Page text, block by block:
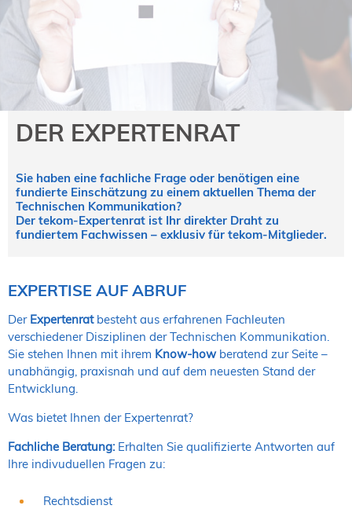
NORDIC TechKomm Kopenhagen
23.-24. September 2026
tekom-Jahrestagung 2026
10.-12. November, 2026 in Stuttgart
Mitglied werden
Expertenrat
Stellenangebote
Stellengesuche
Dienstleister
Regionalgruppen
DER EXPERTENRAT
Sie haben eine fachliche Frage oder benötigen eine
fundierte Einschätzung zu einem aktuellen Thema der
Technischen Kommunikation?
Der tekom-Expertenrat ist Ihr direkter Draht zu
fundiertem Fachwissen – exklusiv für tekom-Mitglieder.
EXPERTISE AUF ABRUF
DerExpertenratbesteht aus erfahrenen Fachleuten
verschiedener Disziplinen der Technischen Kommunikation.
Sie stehen Ihnen mit ihrem Know-how beratend zur Seite –
unabhängig, praxisnah und auf dem neuesten Stand der
Entwicklung.
Was bietet Ihnen der Expertenrat?
Fachliche Beratung:Erhalten Sie qualifizierte Antworten auf
Ihre indivuduellen Fragen zu:
Rechtsdienst